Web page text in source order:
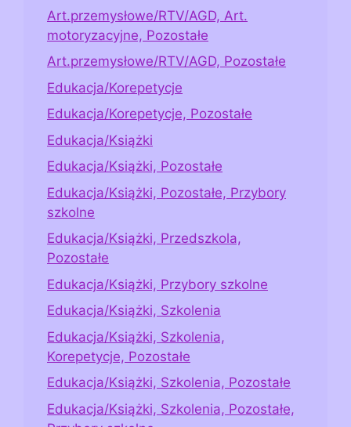
Art.przemysłowe/RTV/AGD, Art.
motoryzacyjne, Pozostałe
Art.przemysłowe/RTV/AGD, Pozostałe
Edukacja/Korepetycje
Edukacja/Korepetycje, Pozostałe
Edukacja/Książki
Edukacja/Książki, Pozostałe
Edukacja/Książki, Pozostałe, Przybory
szkolne
Edukacja/Książki, Przedszkola,
Pozostałe
Edukacja/Książki, Przybory szkolne
Edukacja/Książki, Szkolenia
Edukacja/Książki, Szkolenia,
Korepetycje, Pozostałe
Edukacja/Książki, Szkolenia, Pozostałe
Edukacja/Książki, Szkolenia, Pozostałe,